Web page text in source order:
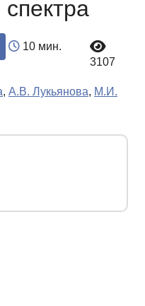
спектра
10 мин.
3107
, А.В. Лукьянова, М.И.